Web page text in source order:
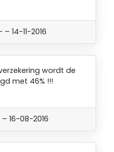
– 14-11-2016
wordt de
met 46% !!!
– 16-08-2016